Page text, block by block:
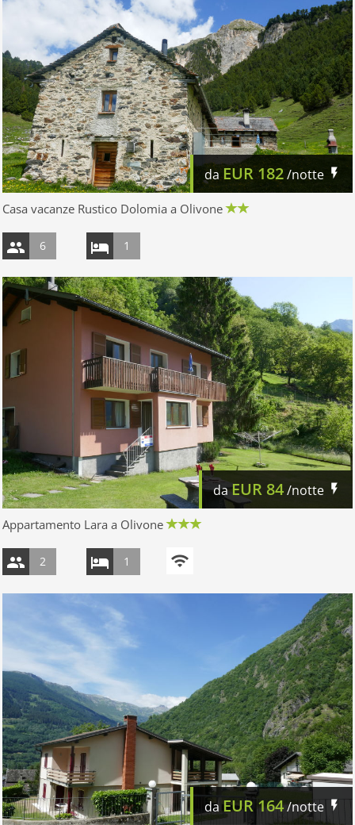
daEUR 182/notte
Casa vacanze Rustico Dolomia a Olivone
6 1
daEUR 84/notte
Appartamento Lara a Olivone
2 1
daEUR164/notte